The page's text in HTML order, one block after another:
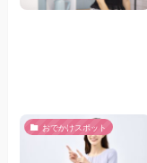
おでかけスポット